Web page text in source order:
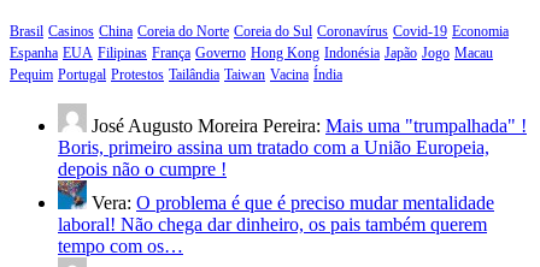
Brasil Casinos China Coreia do Norte Coreia do Sul Coronavírus Covid-19 Economia
Espanha EUA Filipinas França Governo Hong Kong Indonésia Japão Jogo Macau
Pequim Portugal Protestos Tailândia Taiwan Vacina Índia
José Augusto Moreira Pereira: Mais uma "trumpalhada" !
Boris, primeiro assina um tratado com a União Europeia,
depois não o cumpre !
Vera: O problema é que é preciso mudar mentalidade
laboral! Não chega dar dinheiro, os pais também querem
tempo com os…